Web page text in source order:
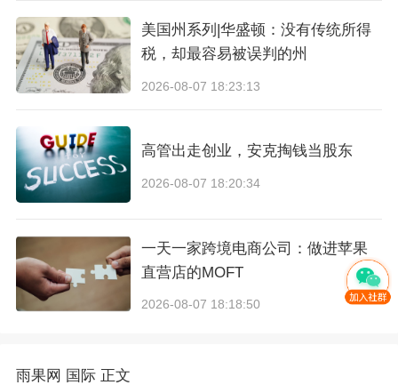
美国州系列|华盛顿：没有传统所得
税，却最容易被误判的州
2026-08-07 18:23:13
高管出走创业，安克掏钱当股东
2026-08-07 18:20:34
一天一家跨境电商公司：做进苹果
直营店的MOFT
2026-08-07 18:18:50
雨果网 国际 正文